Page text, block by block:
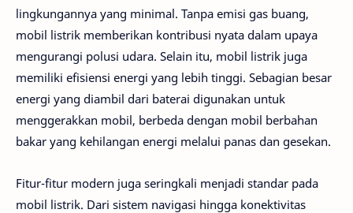
lingkungannya yang minimal. Tanpa emisi gas buang,
mobil listrik memberikan kontribusi nyata dalam upaya
mengurangi polusi udara. Selain itu, mobil listrik juga
memiliki efisiensi energi yang lebih tinggi. Sebagian besar
energi yang diambil dari baterai digunakan untuk
menggerakkan mobil, berbeda dengan mobil berbahan
bakar yang kehilangan energi melalui panas dan gesekan.
Fitur-fitur modern juga seringkali menjadi standar pada
mobil listrik. Dari sistem navigasi hingga konektivitas